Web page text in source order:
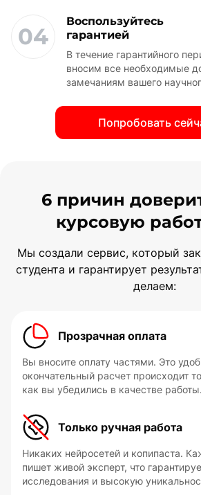
04
Воспользуйтесь
гарантией
В течение гарантийного
вносим все необходимые
замечаниям вашего
Попробовать
6 причин
курсовую
Мы создали сервис, который
студента и гарантирует
делаем:
Прозрачная оплата
Вы вносите оплату частями. Это
окончательный расчет происходит
как вы убедились в качестве работы.
Только ручная работа
Никаких нейросетей и копипаста.
пишет живой эксперт, что
исследования и высокую